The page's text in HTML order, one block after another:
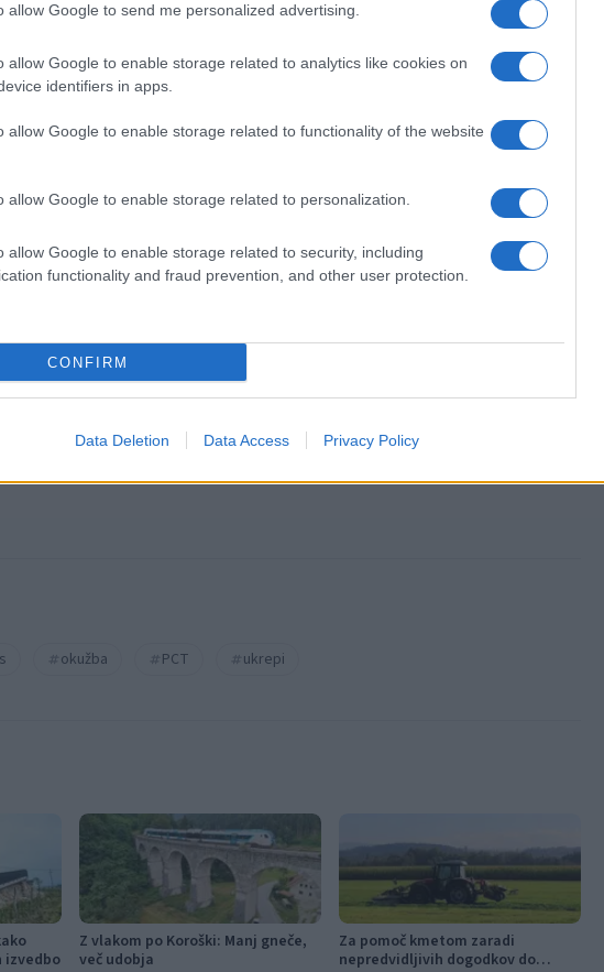
allow Google to send me personalized advertising.
allow Google to enable storage related to analytics like cookies on
identifiers in apps.
allow Google to enable storage related to functionality of the website
allow Google to enable storage related to personalization.
allow Google to enable storage related to security, including
functionality and fraud prevention, and other user protection.
CONFIRM
Data Deletion Data Access Privacy Policy
članov strokovne skupine še epidemiologi, mikrobiologi,
domov, družinski zdravniki, pediatri in drugi strokovnjaki, ki
in usmeritvami.
začel ob 13. uri, po končanem posvetu pa je ob 16. uri
bo sicer morala nato potrditi še vlada,
kazensko odgovoren za javno spodbujanje sovraštva, nasilja ali nestrpnosti.
vsebinami bodo odstranjeni. Pravila komentiranja →
okužba PCT ukrepi
Z vlakom po Koroški: Manj gneče,
več udobja
Za pomoč kmetom zaradi
nepredvidljivih dogodkov do